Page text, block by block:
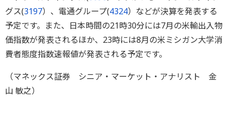
グス(3197）、電通グループ(4324）などが決算を発表する
予定です。また、日本時間の21時30分には7月の米輸出入物
価指数が発表されるほか、23時には8月の米ミシガン大学消
費者態度指数速報値が発表される予定です。
（マネックス証券 シニア・マーケット・アナリスト 金
山 敏之）